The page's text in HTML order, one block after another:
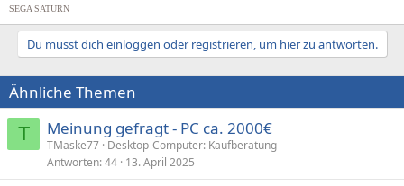
SEGA SATURN
Du musst dich einloggen oder registrieren, um hier zu antworten.
Ähnliche Themen
T Meinung gefragt - PC ca. 2000€
TMaske77 Desktop-Computer: Kaufberatung
Antworten 44 13. April 2025